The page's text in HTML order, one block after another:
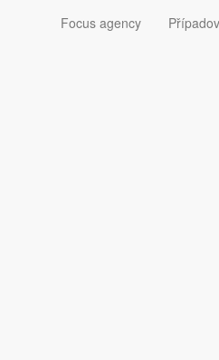
Focus agency
své nové kampani.
krátké zprávy od kanadské
Instagramu. A to s velmi stručnou